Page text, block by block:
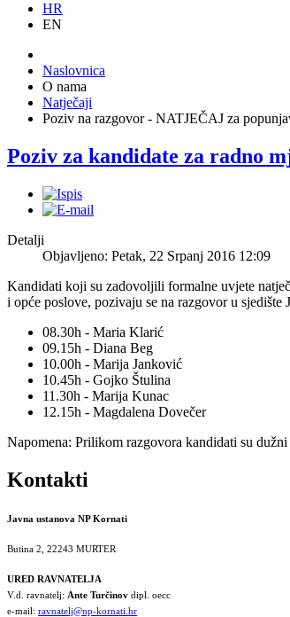
HR
EN
Naslovnica
O nama
Natječaji
Poziv na razgovor - NATJEČAJ za
Poziv za kandidate za radno
Detalji
Objavljeno: Petak, 22 Srpanj 2016 12:09
Kandidati koji su zadovoljili formalne uvjete
i opće poslove, pozivaju se na razgovor u
08.30h - Maria Klarić
09.15h - Diana Beg
10.00h - Marija Janković
10.45h - Gojko Štulina
11.30h - Marija Kunac
12.15h - Magdalena Dovečer
Napomena: Prilikom razgovora kandidati su
Kontakti
Javna ustanova NP Kornati
Butina 2, 22243 MURTER
URED RAVNATELJA
V.d. ravnatelj: Ante Turčinov dipl. oecc
e-mail: ravnatelj@np-kornati.hr